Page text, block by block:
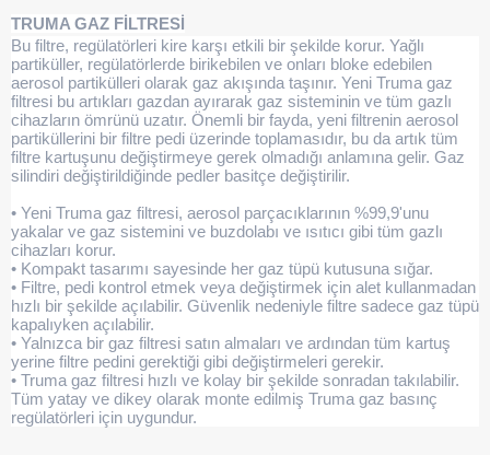
TRUMA GAZ FİLTRESİ
Bu filtre, regülatörleri kire karşı etkili bir şekilde korur. Yağlı
partiküller, regülatörlerde birikebilen ve onları bloke edebilen
aerosol partikülleri olarak gaz akışında taşınır. Yeni Truma gaz
filtresi bu artıkları gazdan ayırarak gaz sisteminin ve tüm gazlı
cihazların ömrünü uzatır. Önemli bir fayda, yeni filtrenin aerosol
partiküllerini bir filtre pedi üzerinde toplamasıdır, bu da artık tüm
filtre kartuşunu değiştirmeye gerek olmadığı anlamına gelir. Gaz
silindiri değiştirildiğinde pedler basitçe değiştirilir.
• Yeni Truma gaz filtresi, aerosol parçacıklarının %99,9'unu
yakalar ve gaz sistemini ve buzdolabı ve ısıtıcı gibi tüm gazlı
cihazları korur.
• Kompakt tasarımı sayesinde her gaz tüpü kutusuna sığar.
• Filtre, pedi kontrol etmek veya değiştirmek için alet kullanmadan
hızlı bir şekilde açılabilir. Güvenlik nedeniyle filtre sadece gaz tüpü
kapalıyken açılabilir.
• Yalnızca bir gaz filtresi satın almaları ve ardından tüm kartuş
yerine filtre pedini gerektiği gibi değiştirmeleri gerekir.
• Truma gaz filtresi hızlı ve kolay bir şekilde sonradan takılabilir.
Tüm yatay ve dikey olarak monte edilmiş Truma gaz basınç
regülatörleri için uygundur.